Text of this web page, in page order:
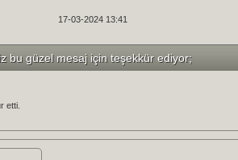
17-03-2024 13:41
bu güzel mesaj için teşekkür ediyor;
etti.